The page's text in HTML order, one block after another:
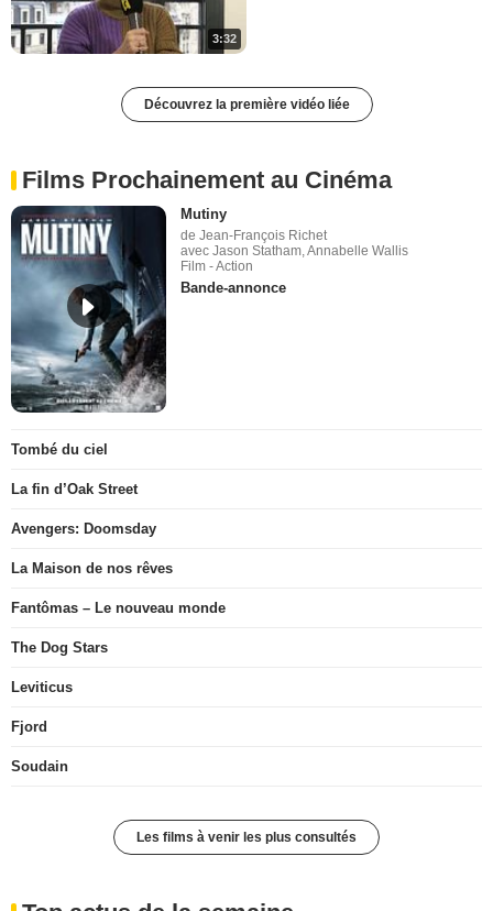
3:32
Découvrez la première vidéo liée
Films Prochainement au Cinéma
Mutiny
de Jean-François Richet
avec Jason Statham, Annabelle Wallis
Film - Action
Bande-annonce
Tombé du ciel
La fin d’Oak Street
Avengers: Doomsday
La Maison de nos rêves
Fantômas – Le nouveau monde
The Dog Stars
Leviticus
Fjord
Soudain
Les films à venir les plus consultés